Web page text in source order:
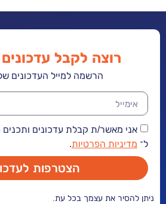
רוצה לקבל עדכונים
הרשמה למייל העדכונים של NetKids
הפרטיות.
הצטרפות לעדכונים
את עצמך בכל עת.